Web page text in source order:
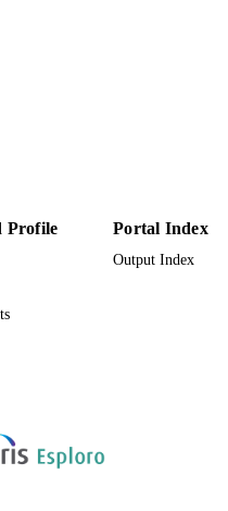
under an Open Access Journal
by Pensa MultiMedia with a
Commons Attribution 4.0
Profile
Portal Index
Output Index